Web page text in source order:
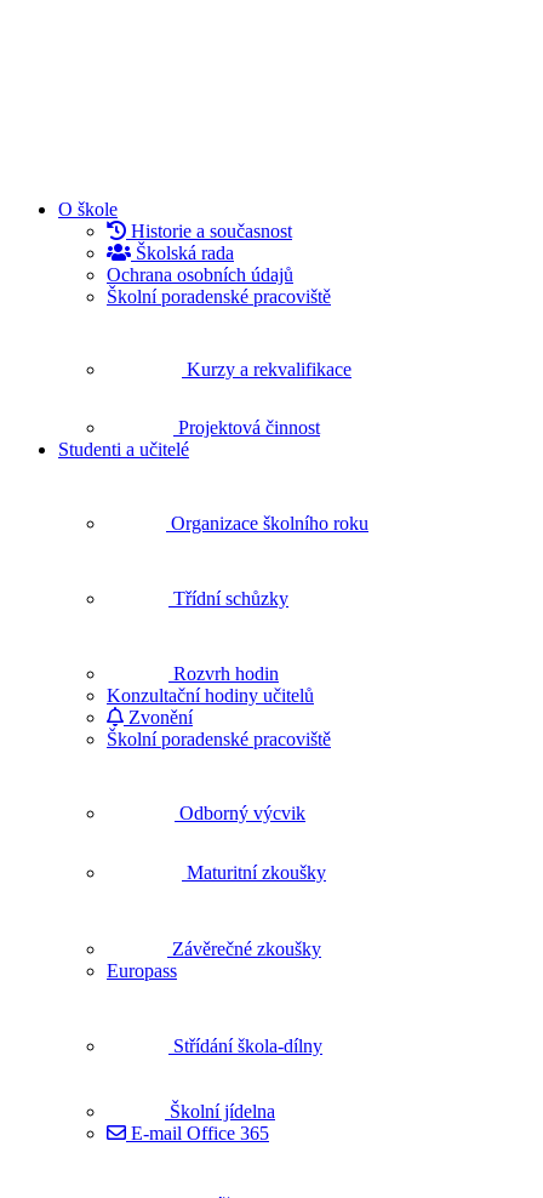
O škole
Historie a současnost
Školská rada
Ochrana osobních údajů
Školní poradenské pracoviště
Kurzy a rekvalifikace
Projektová činnost
Studenti a učitelé
Organizace školního roku
Třídní schůzky
Rozvrh hodin
Konzultační hodiny učitelů
Zvonění
Školní poradenské pracoviště
Odborný výcvik
Maturitní zkoušky
Závěrečné zkoušky
Europass
Střídání škola-dílny
Školní jídelna
E-mail Office 365